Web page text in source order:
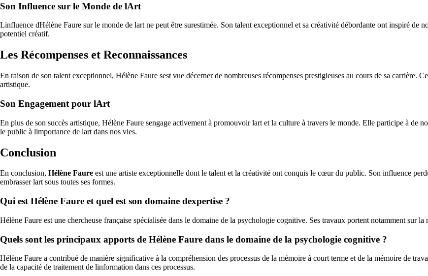
Son Influence sur le Monde de lArt
Linfluence dHélène Faure sur le monde de lart ne peut être surestimée. Son talent exceptionnel et sa créativité débordante ont inspiré de
potentiel créatif.
Les Récompenses et Reconnaissances
En raison de son talent exceptionnel, Hélène Faure sest vue décerner de nombreuses récompenses prestigieuses au cours de sa carrière.
artistique.
Son Engagement pour lArt
En plus de son succès artistique, Hélène Faure sengage activement à promouvoir lart et la culture à travers le monde. Elle participe à de
le public à limportance de lart dans nos vies.
Conclusion
En conclusion, Hélène Faure est une artiste exceptionnelle dont le talent et la créativité ont conquis le cœur du public. Son influence
embrasser lart sous toutes ses formes.
Qui est Hélène Faure et quel est son domaine dexpertise ?
Hélène Faure est une chercheuse française spécialisée dans le domaine de la psychologie cognitive. Ses travaux portent notamment sur
Quels sont les principaux apports de Hélène Faure dans le domaine de la psychologie cognitive ?
Hélène Faure a contribué de manière significative à la compréhension des processus de la mémoire à court terme et de la mémoire de
de la capacité de traitement de linformation dans ces processus.